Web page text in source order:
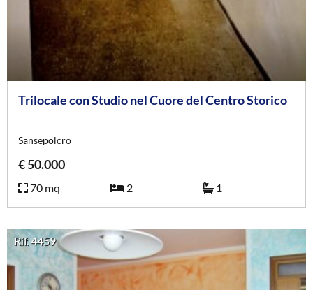
Trilocale con Studio nel Cuore del Centro Storico
Sansepolcro
€ 50.000
70 mq 2 1
Rif. 4459